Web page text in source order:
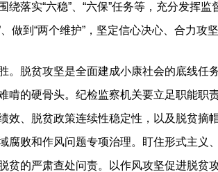
绕落实“六稳”、“六保”任务等，充分发挥
、做到“两个维护”，坚定信心决心、合力
脱贫攻坚是全面建成小康社会的底线任
啃的硬骨头。纪检监察机关要立足职能职
效、脱贫政策连续性稳定性，以及脱贫摘
腐败和作风问题专项治理。盯住形式主义
贫的严肃查处问责。以作风攻坚促进脱贫